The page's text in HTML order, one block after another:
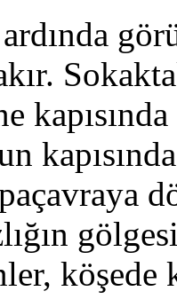
köşede